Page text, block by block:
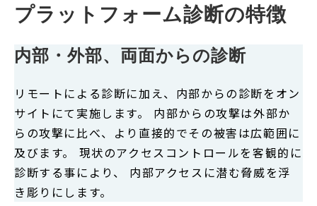
プラットフォーム診断の特徴
内部・外部、両面からの診断
リモートによる診断に加え、内部からの診断をオン
サイトにて実施します。 内部からの攻撃は外部か
らの攻撃に比べ、より直接的でその被害は広範囲に
及びます。 現状のアクセスコントロールを客観的に
診断する事により、 内部アクセスに潜む脅威を浮
き彫りにします。